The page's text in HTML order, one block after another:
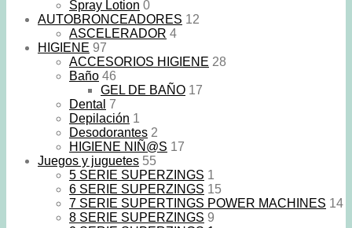
Spray Lotion 0
AUTOBRONCEADORES 12
ASCELERADOR 4
HIGIENE 97
ACCESORIOS HIGIENE 28
Baño 46
GEL DE BAÑO 17
Dental 7
Depilación 1
Desodorantes 2
HIGIENE NIÑ@S 17
Juegos y juguetes 55
5 SERIE SUPERZINGS 1
6 SERIE SUPERZINGS 15
7 SERIE SUPERTINGS POWER MACHINES 14
8 SERIE SUPERZINGS 9